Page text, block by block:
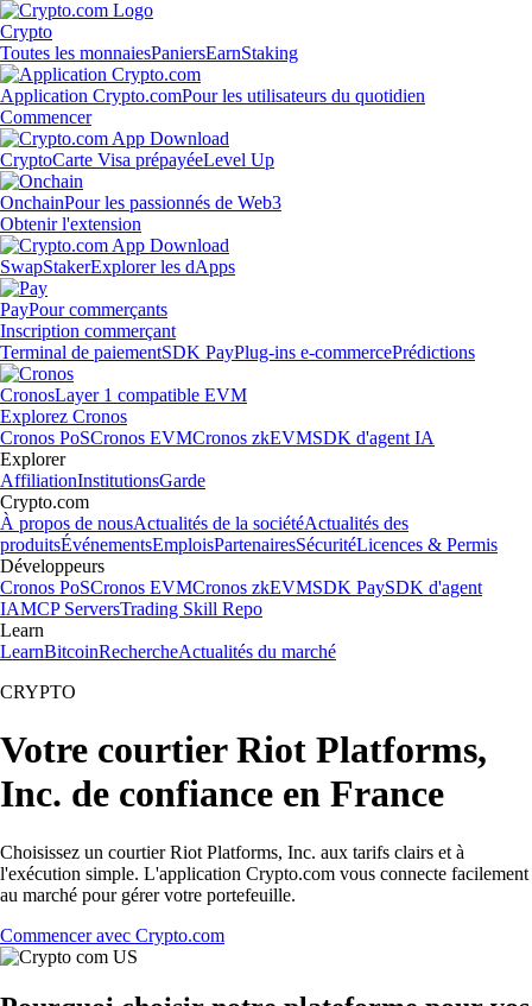
Crypto
Toutes les monnaiesPaniersEarnStaking
Application Crypto.comPour les utilisateurs du quotidien
Commencer
CryptoCarte Visa prépayéeLevel Up
OnchainPour les passionnés de Web3
Obtenir l'extension
SwapStakerExplorer les dApps
PayPour commerçants
Inscription commerçant
Terminal de paiementSDK PayPlug-ins e-commercePrédictions
CronosLayer 1 compatible EVM
Explorez Cronos
Cronos PoSCronos EVMCronos zkEVMSDK d'agent IA
Explorer
AffiliationInstitutionsGarde
Crypto.com
À propos de nousActualités de la sociétéActualités des
produitsÉvénementsEmploisPartenairesSécuritéLicences & Permis
Développeurs
Cronos PoSCronos EVMCronos zkEVMSDK PaySDK d'agent
IAMCP ServersTrading Skill Repo
Learn
LearnBitcoinRechercheActualités du marché
CRYPTO
Votre courtier Riot Platforms,
Inc. de confiance en France
Choisissez un courtier Riot Platforms, Inc. aux tarifs clairs et à
l'exécution simple. L'application Crypto.com vous connecte facilement
au marché pour gérer votre portefeuille.
Commencer avec Crypto.com